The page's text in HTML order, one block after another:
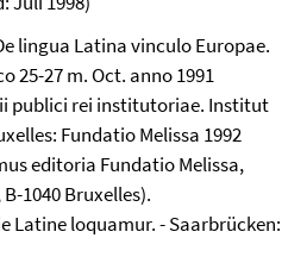
lingua Latina vinculo Europae.
25-27 m. Oct. anno 1991
publici rei institutoriae. Institut
Fundatio Melissa 1992
editoria Fundatio Melissa,
1040 Bruxelles).
Latine loquamur. - Saarbrücken: